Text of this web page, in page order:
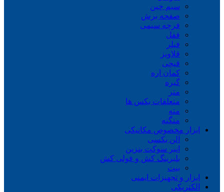
سیم چین
صفحه برش
فرچه سیمی
ففل
فیلر
قلاویز
قیچی
کمان اره
گیره
متر
متعلقات بکس ها
مته
منگنه
ابزار مخصوص مکانیکی
آلن بکسی
انبر سوکت بنزین
بلبرینگ کش و فولی کش
بیت
ابزار و تجهیزات ایمنی
الکتریکی